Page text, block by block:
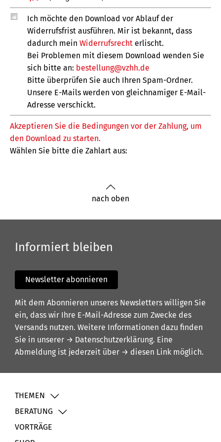
nach oben
Informiert bleiben
Newsletter abonnieren
Mit dem Abonnieren unseres Newsletters willigen Sie
ein, dass wir Ihre E-Mail-Adresse zum Zwecke des
Versands nutzen. Weitere Informationen dazu finden
Sie in unserer → Datenschutzerklärung. Eine
Abmeldung ist jederzeit über → diesen Link möglich.
THEMEN
BERATUNG
VORTRÄGE